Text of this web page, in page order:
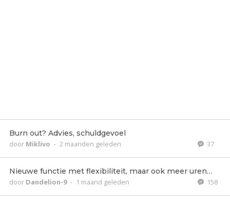
Burn out? Advies, schuldgevoel
door Miklivo - 2 maanden geleden 37
Nieuwe functie met flexibiliteit, maar ook meer uren…
door Dandelion-9 - 1 maand geleden 158